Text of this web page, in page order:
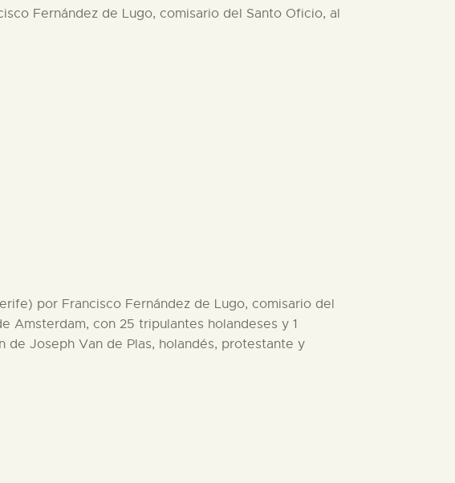
Fernández de Lugo, comisario del Santo Oficio, al
por Francisco Fernández de Lugo, comisario del
Amsterdam, con 25 tripulantes holandeses y 1
Joseph Van de Plas, holandés, protestante y